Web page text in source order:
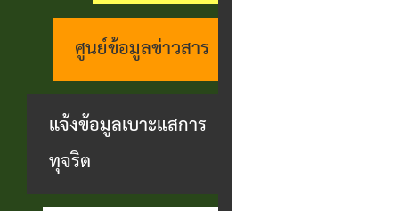
ทุกข์
ตรวจ
สอบ
ช่าง
กอง
สาธารณสุข
และสิ่ง
รบ.อำนวย
ความ
สะดวกฯ
บุคคล
ที่น่า
บุคคล
ช่อง
ทางการ
ศูนย์ข้อมูลข่าวสาร
แจ้งข้อมูลเบาะแสการ
ทุจริต